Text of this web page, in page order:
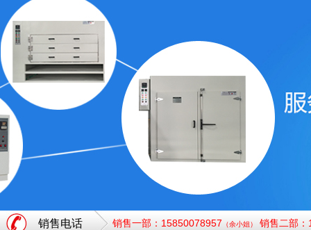
销售电话 销售一部：15850078957 （余小姐） 销售二部